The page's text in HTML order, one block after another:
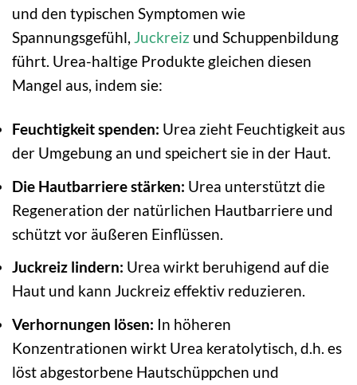
und den typischen Symptomen wie
Spannungsgefühl, Juckreiz und Schuppenbildung
führt. Urea-haltige Produkte gleichen diesen
Mangel aus, indem sie:
Feuchtigkeit spenden: Urea zieht Feuchtigkeit aus
der Umgebung an und speichert sie in der Haut.
Die Hautbarriere stärken: Urea unterstützt die
Regeneration der natürlichen Hautbarriere und
schützt vor äußeren Einflüssen.
Juckreiz lindern: Urea wirkt beruhigend auf die
Haut und kann Juckreiz effektiv reduzieren.
Verhornungen lösen: In höheren
Konzentrationen wirkt Urea keratolytisch, d.h. es
löst abgestorbene Hautschüppchen und